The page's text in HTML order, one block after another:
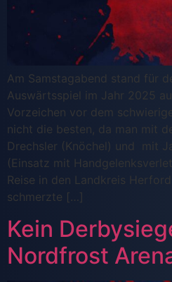
Am Samstagabend stand für
Auswärtsspiel im Jahr 2025
Vorzeichen vor dem
nicht die besten, da man mit
Drechsler (Knöchel) und mit
(Einsatz mit
Reise in den Landkreis
schmerzte […]
Kein
Nordfrost